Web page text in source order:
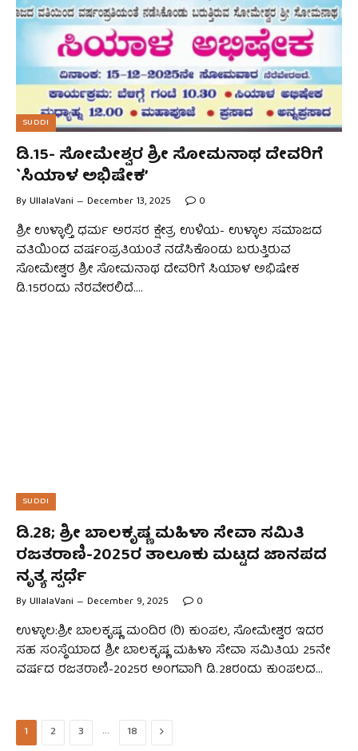
SUDDI
ಡಿ.15- ಸೋಮೇಶ್ವರ ಶ್ರೀ ಸೋಮನಾಥ ದೇವರಿಗೆ
`ಸಿಯಾಳ ಅಭಿಷೇಕ’
ByUllalaVani December 13, 2025 0
ಶ್ರೀ ಉಳ್ಳಾಲ್ತಿ ಧರ್ಮ ಅರಸರ ಕ್ಷೇತ್ರ ಉಳಿಯ- ಉಳ್ಳಾಲ ಸಮಾಜದ
ವತಿಯಿಂದ ವರ್ಷಂಪ್ರತಿಯ0ತೆ ನಡೆಸಿಕೊಂಡು ಬರುತ್ತಿರುವ
ಸೋಮೇಶ್ವರ ಶ್ರೀ ಸೋಮನಾಥ ದೇವರಿಗೆ ಸಿಯಾಳ ಅಭಿಷೇಕ
ಡಿ.15ರಂದು ನೆರವೇರಲಿದೆ.…
SUDDI
ಡಿ.28; ಶ್ರೀ ಬಾಲಕೃಷ್ಣ ಮಹಿಳಾ ಸೇವಾ ಸಮಿತಿ
ರಜತರಾಣಿ-2025ರ ತಾಲೂಕು ಮಟ್ಟದ ಜಾನಪದ
ನೃತ್ಯ ಸ್ಪರ್ಧೆ
ByUllalaVani December 9, 2025 0
ಉಳ್ಳಾಲ:ಶ್ರೀ ಬಾಲಕೃಷ್ಣ ಮಂದಿರ (ರಿ) ಕುಂಪಲ, ಸೋಮೇಶ್ವರ ಇದರ
ಸಹ ಸಂಸ್ಥೆಯಾದ ಶ್ರೀ ಬಾಲಕೃಷ್ಣ ಮಹಿಳಾ ಸೇವಾ ಸಮಿತಿಯ 25ನೇ
ವರ್ಷದ ರಜತರಾಣಿ-2025ರ ಅಂಗವಾಗಿ ಡಿ.28ರ0ದು ಕುಂಪಲದ…
1 2 3 … 18 Next